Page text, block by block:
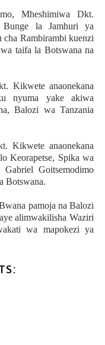
Mheshimiwa Dkt.
la Jamhuri ya
Rambirambi kuenzi
taifa la Botswana na
Kikwete anaonekana
nyuma yake akiwa
Balozi wa Tanzania
Kikwete anaonekana
Keorapetse, Spika wa
Goitsemodimo
Botswana.
pamoja na Balozi
alimwakilisha Waziri
wa mapokezi ya